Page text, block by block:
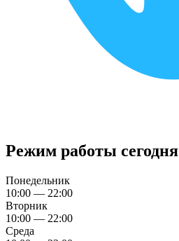
Режим работы сегодня
Понедельник
10:00 — 22:00
Вторник
10:00 — 22:00
Среда